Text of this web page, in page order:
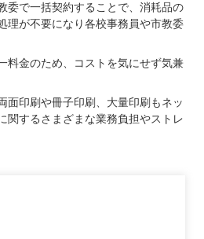
委で一括契約することで、消耗品の
理が不要になり各校事務員や市教委
料金のため、コストを気にせず気兼
面印刷や冊子印刷、大量印刷もネッ
関するさまざまな業務負担やストレ